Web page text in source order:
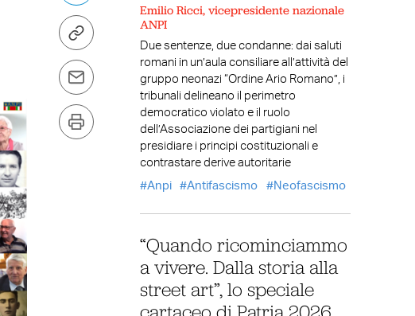
Emilio Ricci, vicepresidente nazionale
ANPI
Due sentenze, due condanne: dai saluti
romani in un’aula consiliare all’attività del
gruppo neonazi “Ordine Ario Romano”, i
tribunali delineano il perimetro
democratico violato e il ruolo
dell’Associazione dei partigiani nel
presidiare i principi costituzionali e
contrastare derive autoritarie
Anpi
Antifascismo Neofascismo
“Quando ricominciammo
a vivere. Dalla storia alla
street art”, lo speciale
cartaceo di Patria 2026